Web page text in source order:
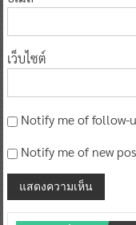
เว็บไซต์
Notify me of follow-
Notify me of new